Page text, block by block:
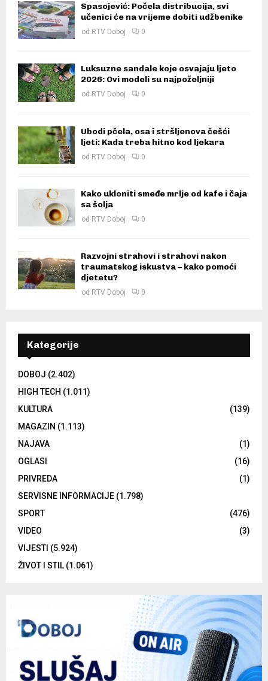
Spasojević: Počela distribucija, svi
učenici će na vrijeme dobiti udžbenike
od RTV Doboj 0
Luksuzne sandale koje osvajaju ljeto
2026: Ovi modeli su najpoželjniji
od RTV Doboj 0
Ubodi pčela, osa i stršljenova češći
ljeti: Kada treba hitno kod ljekara
od RTV Doboj 0
Kako ukloniti smeđe mrlje od kafe i čaja
sa šolja
od RTV Doboj 0
Razvojni strahovi i strahovi nakon
traumatskog iskustva – kako pomoći
djetetu?
od RTV Doboj 0
Kategorije
DOBOJ (2.402)
HIGH TECH (1.011)
KULTURA
(139)
MAGAZIN (1.113)
NAJAVA
(1)
OGLASI
(16)
PRIVREDA
(1)
SERVISNE INFORMACIJE (1.798)
SPORT
(476)
VIDEO
(3)
VIJESTI (5.924)
ŽIVOT I STIL(1.061)